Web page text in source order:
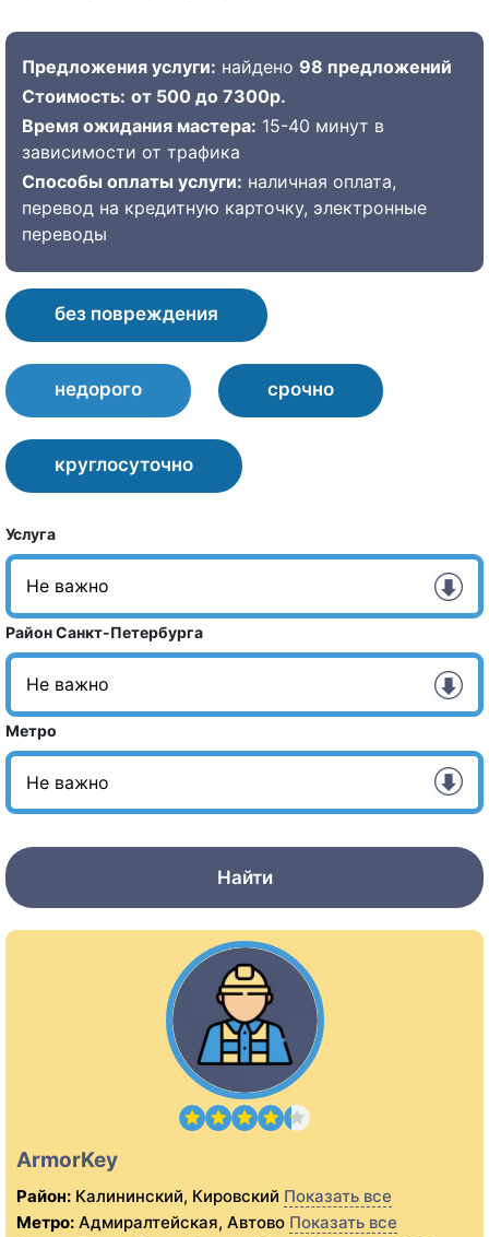
Предложения услуги: найдено 98 предложений
Стоимость: от 500 до 7300р.
Время ожидания мастера: 15-40 минут в
зависимости от трафика
Способы оплаты услуги: наличная оплата,
перевод на кредитную карточку, электронные
переводы
без повреждения
недорого срочно
круглосуточно
Услуга
Район Санкт-Петербурга
Метро
Найти
ArmorKey
Район: Калининский, Кировский Показать все
Метро: Адмиралтейская, Автово Показать все